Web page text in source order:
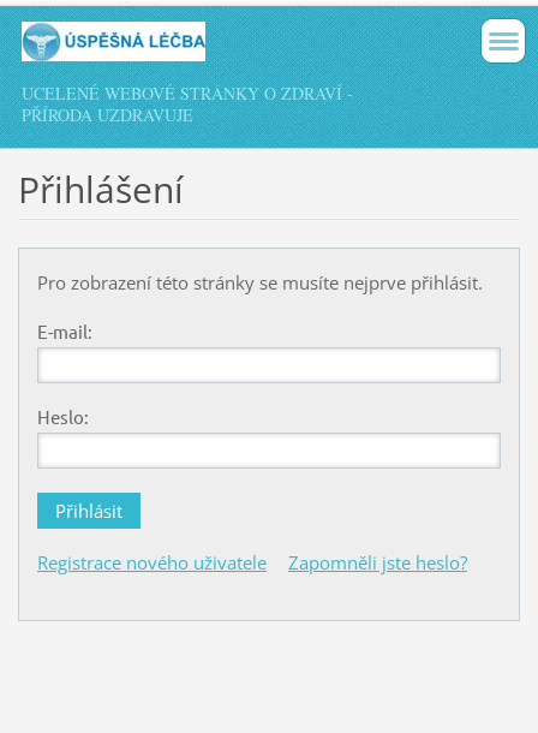
UCELENÉ WEBOVÉ STRÁNKY O ZDRAVÍ -
PŘÍRODA UZDRAVUJE
Přihlášení
Pro zobrazení této stránky se musíte nejprve přihlásit.
E-mail:
Heslo:
Registrace nového uživatele Zapomněli jste heslo?